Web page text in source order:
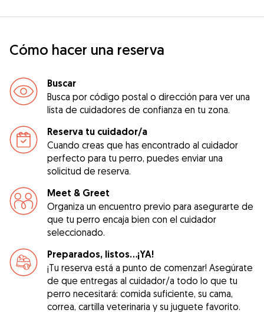
Cómo hacer una reserva
Buscar
Busca por código postal o dirección para ver una
lista de cuidadores de confianza en tu zona.
Reserva tu cuidador/a
Cuando creas que has encontrado al cuidador
perfecto para tu perro, puedes enviar una
solicitud de reserva.
Meet & Greet
Organiza un encuentro previo para asegurarte de
que tu perro encaja bien con el cuidador
seleccionado.
Preparados, listos...¡YA!
¡Tu reserva está a punto de comenzar! Asegúrate
de que entregas al cuidador/a todo lo que tu
perro necesitará: comida suficiente, su cama,
correa, cartilla veterinaria y su juguete favorito.